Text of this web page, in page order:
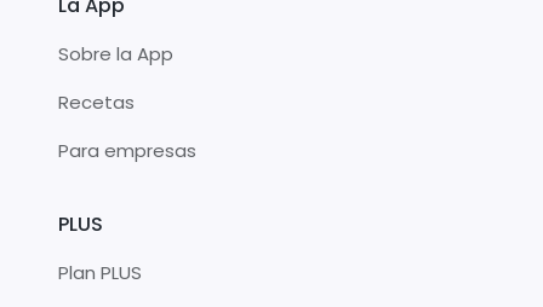
La App
Sobre la App
Recetas
Para empresas
PLUS
Plan PLUS